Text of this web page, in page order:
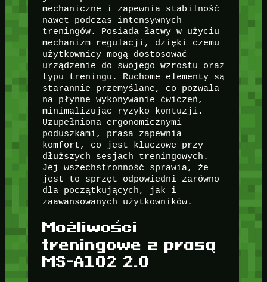
mechaniczne i zapewnia stabilność
nawet podczas intensywnych
treningów. Posiada łatwy w użyciu
mechanizm regulacji, dzięki czemu
użytkownicy mogą dostosować
urządzenie do swojego wzrostu oraz
typu treningu. Ruchome elementy są
starannie przemyślane, co pozwala
na płynne wykonywanie ćwiczeń,
minimalizując ryzyko kontuzji.
Uzupełniona ergonomicznymi
poduszkami, prasa zapewnia
komfort, co jest kluczowe przy
dłuższych sesjach treningowych.
Jej wszechstronność sprawia, że
jest to sprzęt odpowiedni zarówno
dla początkujących, jak i
zaawansowanych użytkowników.
Możliwości
treningowe z prasą
MS-A102 2.0